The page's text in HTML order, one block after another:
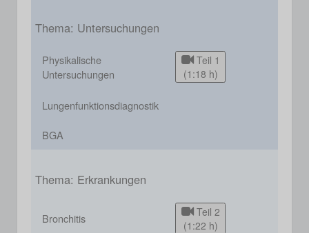
Thema: Untersuchungen
Physikalische
Untersuchungen
Teil 1
(1:18 h)
Lungenfunktionsdiagnostik
BGA
Thema: Erkrankungen
Bronchitis
Teil 2
(1:22 h)